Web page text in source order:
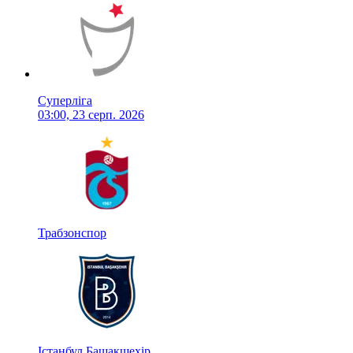
Суперліга
03:00, 23 серп. 2026
Трабзонспор